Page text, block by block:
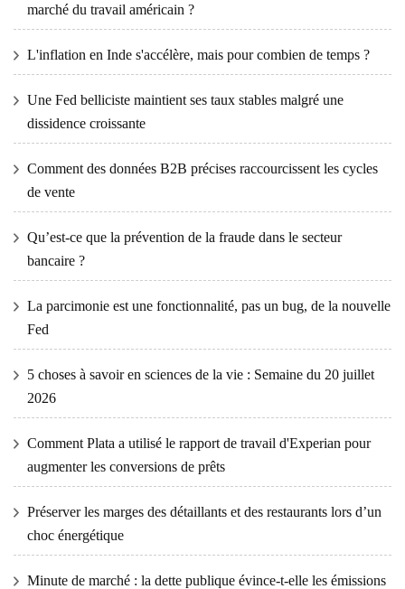
marché du travail américain ?
L'inflation en Inde s'accélère, mais pour combien de temps ?
Une Fed belliciste maintient ses taux stables malgré une
dissidence croissante
Comment des données B2B précises raccourcissent les cycles
de vente
Qu’est-ce que la prévention de la fraude dans le secteur
bancaire ?
La parcimonie est une fonctionnalité, pas un bug, de la nouvelle
Fed
5 choses à savoir en sciences de la vie : Semaine du 20 juillet
2026
Comment Plata a utilisé le rapport de travail d'Experian pour
augmenter les conversions de prêts
Préserver les marges des détaillants et des restaurants lors d’un
choc énergétique
Minute de marché : la dette publique évince-t-elle les émissions